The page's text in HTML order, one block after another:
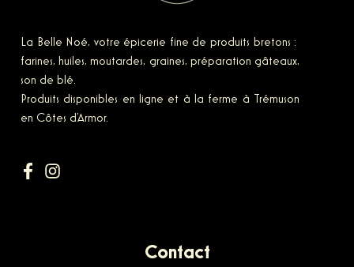
La Belle Noé, votre épicerie fine de produits bretons :
farines, huiles, moutardes, graines, préparation gâteaux,
son de blé.
Produits disponibles en ligne et à la ferme à Trémuson
en Côtes d’Armor.
Contact